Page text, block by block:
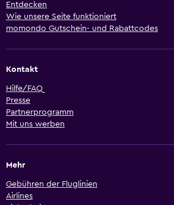
Entdecken
Wie unsere Seite funktioniert
momondo Gutschein- und Rabattcodes
Kontakt
Hilfe/FAQ
Presse
Partnerprogramm
Mit uns werben
Mehr
Gebühren der Fluglinien
Airlines